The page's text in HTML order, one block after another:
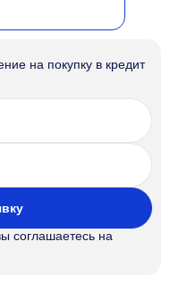
на покупку в кредит
соглашаетесь на